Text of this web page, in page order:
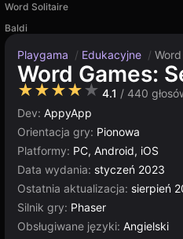
Word Solitaire
Baldi
Playgama / Edukacyjne /
Word Games:
★★★★★ 4.1 / 440
Dev: AppyApp
Orientacja gry: Pionowa
Platformy: PC, Android, iOS
Data wydania: styczeń 2023
Ostatnia aktualizacja: sierpień
Silnik gry: Phaser
Obsługiwane języki: Angielski